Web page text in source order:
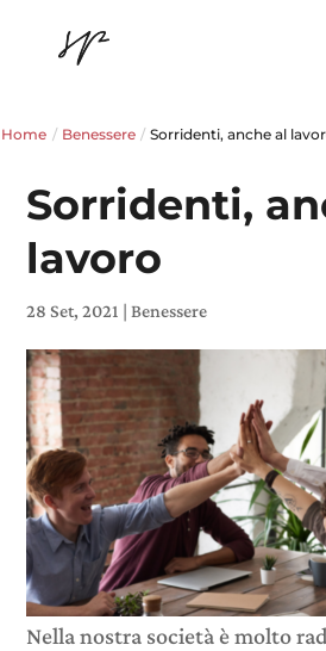
Home / Benessere / Sorridenti, anche al
Sorridenti,
lavoro
28 Set, 2021 |Benessere
Nella nostra società è molto